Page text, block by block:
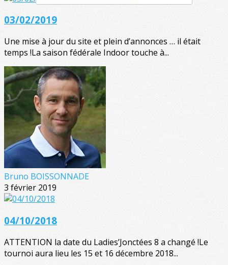
03/02/2019
Une mise à jour du site et plein d’annonces … il était
temps !La saison fédérale Indoor touche à...
Bruno BOISSONNADE
3 février 2019
04/10/2018
ATTENTION la date du Ladies’Jonctées 8 a changé !Le
tournoi aura lieu les 15 et 16 décembre 2018...